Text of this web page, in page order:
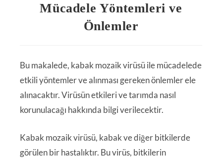
Mücadele Yöntemleri ve
Önlemler
Bu makalede, kabak mozaik virüsü ile mücadelede
etkili yöntemler ve alınması gereken önlemler ele
alınacaktır. Virüsün etkileri ve tarımda nasıl
korunulacağı hakkında bilgi verilecektir.
Kabak mozaik virüsü, kabak ve diğer bitkilerde
görülen bir hastalıktır. Bu virüs, bitkilerin